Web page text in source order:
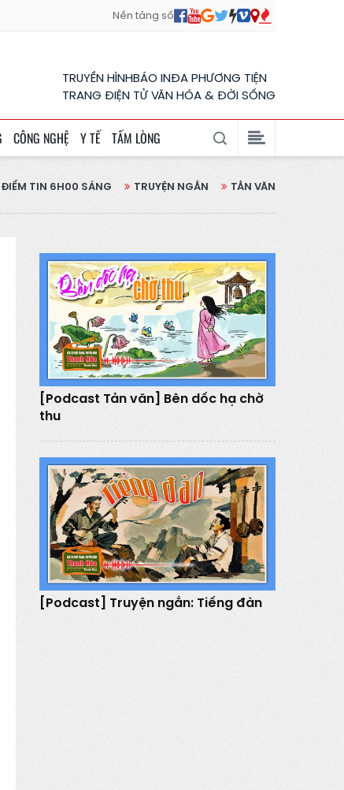
Nền tảng số
TRUYỀN HÌNHBÁO INĐA PHƯƠNG TIỆN
TRANG ĐIỆN TỬ VĂN HÓA & ĐỜI SỐNG
CÔNG NGHỆ Y TẾ TẤM LÒNG
ĐIỂM TIN 6H00 SÁNG TRUYỆN NGẮN TẢN VĂN
[Podcast Tản văn] Bên dốc hạ chờ
thu
[Podcast] Truyện ngắn: Tiếng đàn